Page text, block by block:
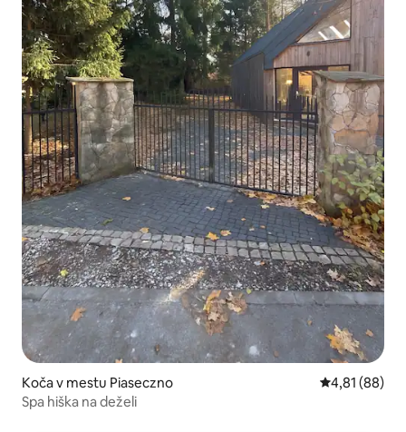
Koča v mestu Piaseczno Povprečna
4,81 (88)
Spa hiška na deželi